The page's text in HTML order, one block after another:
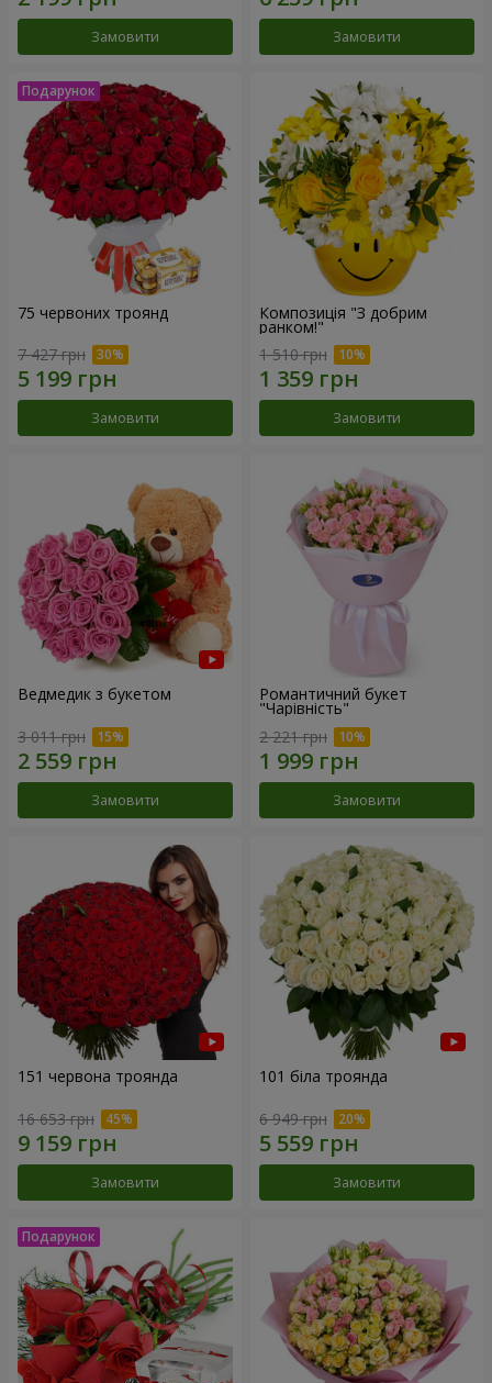
Замовити Замовити
75 червоних троянд
7 427 грн
Замовити
Композиція "З добрим
ранком!"
1 510 грн
Замовити
Ведмедик з букетом
3 011 грн
Замовити
Романтичний букет
"Чарівність"
2 221 грн
Замовити
151 червона троянда
16 653 грн
Замовити
101 біла троянда
6 949 грн
Замовити